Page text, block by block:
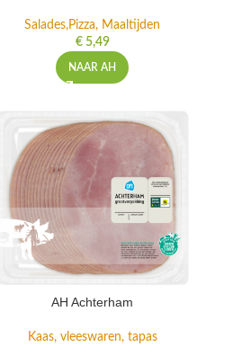
Salades,Pizza, Maaltijden
€5,49
NAAR AH
AH Achterham
Kaas, vleeswaren, tapas